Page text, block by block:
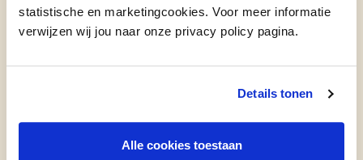
statistische en marketingcookies. Voor meer informatie
verwijzen wij jou naar onze privacy policy pagina.
Details tonen
Alle cookies toestaan